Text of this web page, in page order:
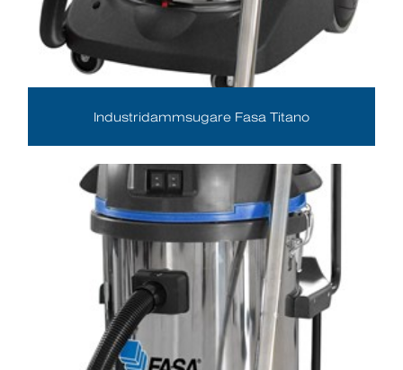
Industridammsugare Fasa Titano